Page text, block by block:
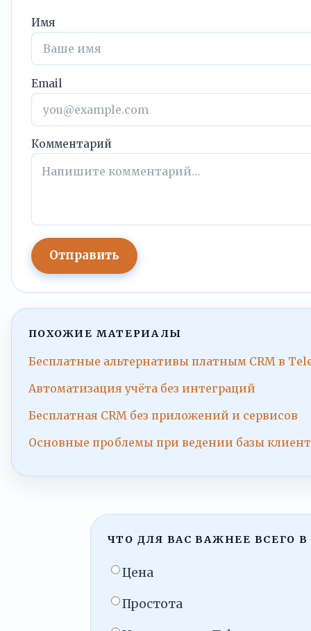
Имя
Email
Комментарий
Отправить
ПОХОЖИЕ МАТЕРИАЛЫ
Бесплатные альтернативы платным CRM в
Автоматизация учёта без интеграций
Бесплатная CRM без приложений и сервисов
Основные проблемы при ведении базы
ЧТО ДЛЯ ВАС ВАЖНЕЕ ВСЕГО В
Цена
Простота